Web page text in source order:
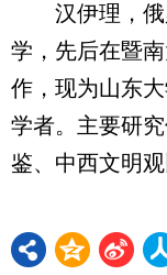
汉伊理，俄
学，先后在暨
作，现为山东
学者。主要研
鉴、中西文明观